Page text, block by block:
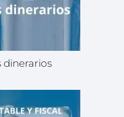
dinerarios